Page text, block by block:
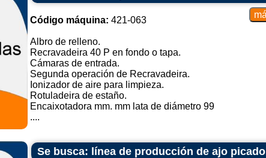
Código máquina: 421-063
Albro de relleno.
Recravadeira 40 P en fondo o tapa.
Cámaras de entrada.
Segunda operación de Recravadeira.
Ionizador de aire para limpieza.
Rotuladeira de estaño.
Encaixotadora mm. mm lata de diámetro 99
....
Se busca: línea de producción de ajo picado